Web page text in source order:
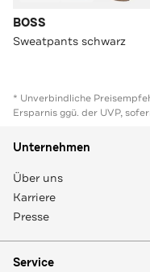
BOSS
Sweatpants schwarz
* Unverbindliche
Ersparnis ggü. der UVP,
Unternehmen
Über uns
Karriere
Presse
Service